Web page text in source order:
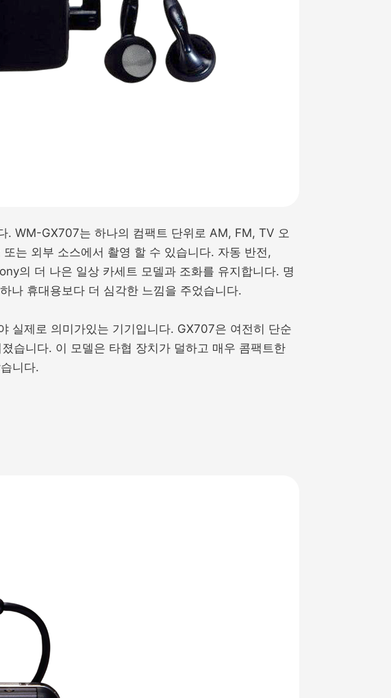
. WM-GX707는 하나의 컴팩트 단위로 AM, FM, TV 오
는 외부 소스에서 촬영 할 수 있습니다. 자동 반전,
의 더 나은 일상 카세트 모델과 조화를 유지합니다. 명
나 휴대용보다 더 심각한 느낌을 주었습니다.
실제로 의미가있는 기기입니다. GX707은 여전히 단순
습니다. 이 모델은 타협 장치가 덜하고 매우 콤팩트한
니다.